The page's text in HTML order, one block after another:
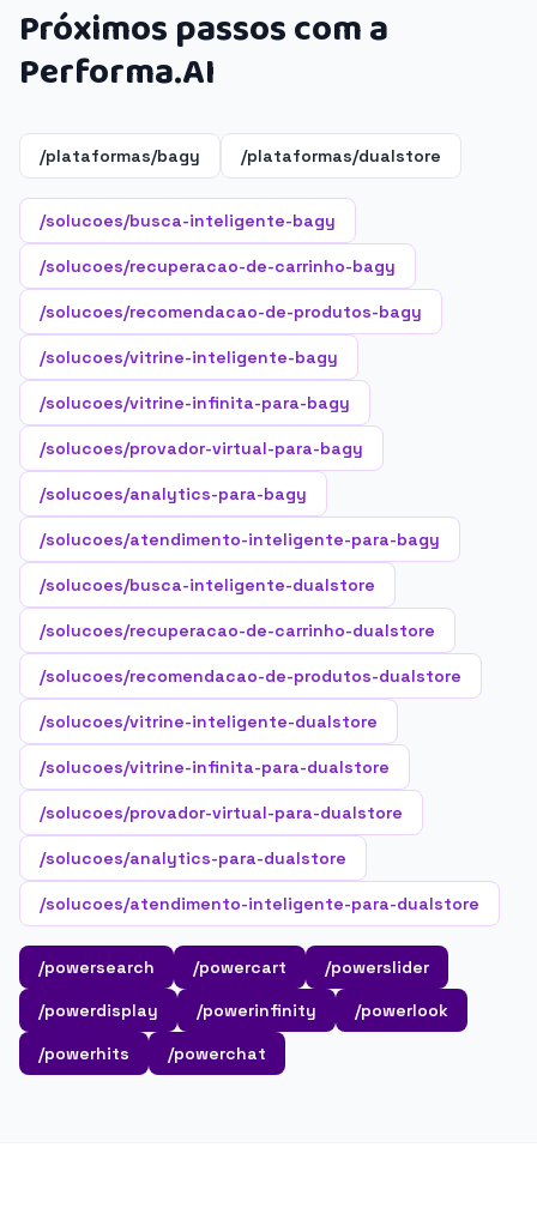
Próximos passos com a
Performa.AI
/plataformas/bagy /plataformas/dualstore
/solucoes/busca-inteligente-bagy
/solucoes/recuperacao-de-carrinho-bagy
/solucoes/recomendacao-de-produtos-bagy
/solucoes/vitrine-inteligente-bagy
/solucoes/vitrine-infinita-para-bagy
/solucoes/provador-virtual-para-bagy
/solucoes/analytics-para-bagy
/solucoes/atendimento-inteligente-para-bagy
/solucoes/busca-inteligente-dualstore
/solucoes/recuperacao-de-carrinho-dualstore
/solucoes/recomendacao-de-produtos-dualstore
/solucoes/vitrine-inteligente-dualstore
/solucoes/vitrine-infinita-para-dualstore
/solucoes/provador-virtual-para-dualstore
/solucoes/analytics-para-dualstore
/solucoes/atendimento-inteligente-para-dualstore
/powersearch /powercart
/powerslider
/powerdisplay
/powerinfinity
/powerlook
/powerhits
/powerchat